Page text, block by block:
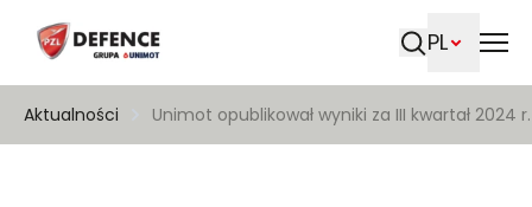
PL
Aktualności Unimot opublikował wyniki za III kwartał 2024 r.